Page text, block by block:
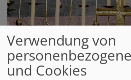
Verwendung von
und Cookies